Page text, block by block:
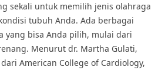
sekali untuk memilih jenis olahraga
tubuh Anda. Ada berbagai
yang bisa Anda pilih, mulai dari
Menurut dr. Martha Gulati,
American College of Cardiology,